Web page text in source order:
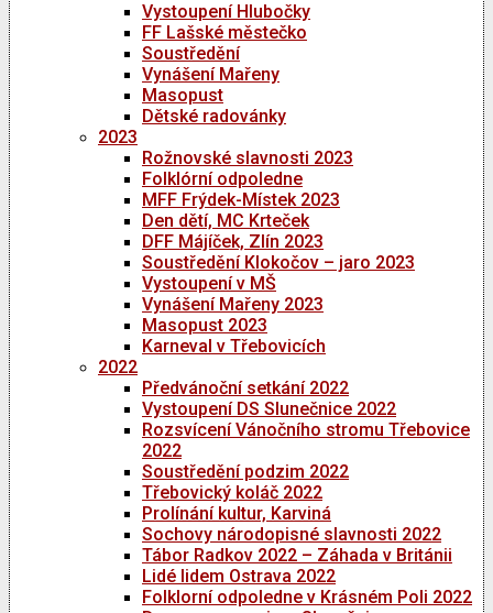
Vystoupení Hlubočky
FF Lašské městečko
Soustředění
Vynášení Mařeny
Masopust
Dětské radovánky
2023
Rožnovské slavnosti 2023
Folklórní odpoledne
MFF Frýdek-Místek 2023
Den dětí, MC Krteček
DFF Májíček, Zlín 2023
Soustředění Klokočov – jaro 2023
Vystoupení v MŠ
Vynášení Mařeny 2023
Masopust 2023
Karneval v Třebovicích
2022
Předvánoční setkání 2022
Vystoupení DS Slunečnice 2022
Rozsvícení Vánočního stromu Třebovice
2022
Soustředění podzim 2022
Třebovický koláč 2022
Prolínání kultur, Karviná
Sochovy národopisné slavnosti 2022
Tábor Radkov 2022 – Záhada v Británii
Lidé lidem Ostrava 2022
Folklorní odpoledne v Krásném Poli 2022